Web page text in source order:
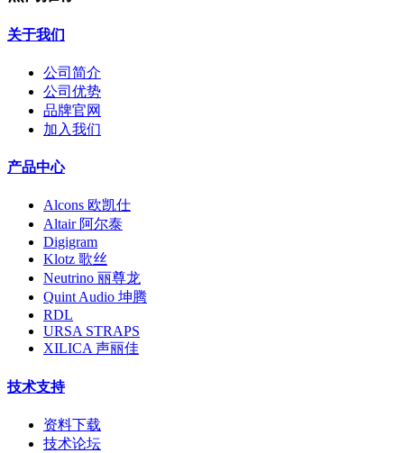
关于我们
公司简介
公司优势
品牌官网
加入我们
产品中心
Alcons 欧凯仕
Altair 阿尔泰
Digigram
Klotz 歌丝
Neutrino 丽尊龙
Quint Audio 坤腾
RDL
URSA STRAPS
XILICA 声丽佳
技术支持
资料下载
技术论坛